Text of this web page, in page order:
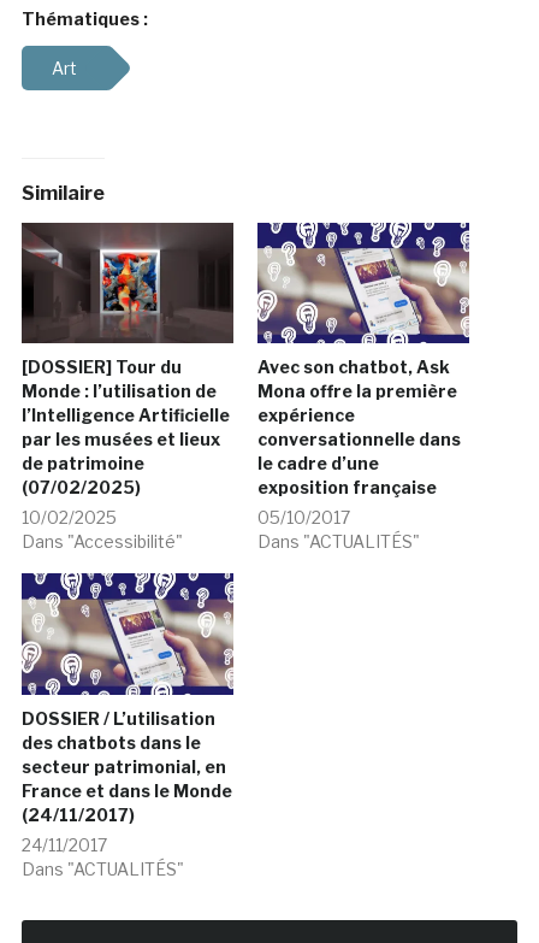
Thématiques :
Art
Similaire
[DOSSIER] Tour du
Monde : l’utilisation de
l’Intelligence Artificielle
par les musées et lieux
de patrimoine
(07/02/2025)
10/02/2025
Dans "Accessibilité"
Avec son chatbot, Ask
Mona offre la première
expérience
conversationnelle dans
le cadre d’une
exposition française
05/10/2017
Dans "ACTUALITÉS"
DOSSIER / L’utilisation
des chatbots dans le
secteur patrimonial, en
France et dans le Monde
(24/11/2017)
24/11/2017
Dans "ACTUALITÉS"